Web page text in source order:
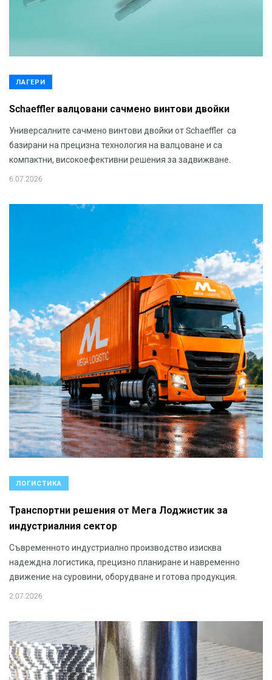
ЛАГЕРИ
Schaeffler валцовани сачмено винтови двойки
Универсалните сачмено винтови двойки от Schaeffler са
базирани на прецизна технология на валцоване и са
компактни, високоефективни решения за задвижване.
6.07.2026
ЛОГИСТИКА
Транспортни решения от Мега Лоджистик за
индустриалния сектор
Съвременното индустриално производство изисква
надеждна логистика, прецизно планиране и навременно
движение на суровини, оборудване и готова продукция.
2.07.2026